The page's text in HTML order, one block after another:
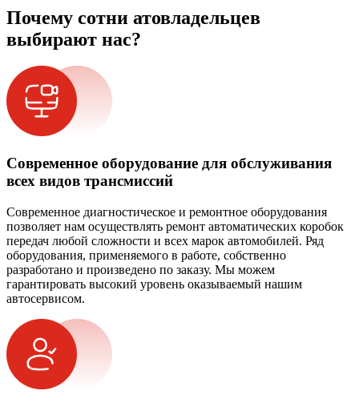
Почему сотни атовладельцев
выбирают нас?
Современное оборудование для обслуживания
всех видов трансмиссий
Современное диагностическое и ремонтное оборудования
позволяет нам осуществлять ремонт автоматических коробок
передач любой сложности и всех марок автомобилей. Ряд
оборудования, применяемого в работе, собственно
разработано и произведено по заказу. Мы можем
гарантировать высокий уровень оказываемый нашим
автосервисом.